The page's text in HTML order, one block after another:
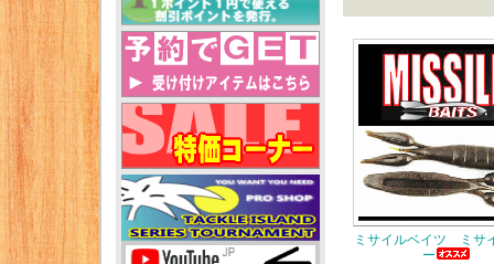
ミサイルベイツ ミサ
ー